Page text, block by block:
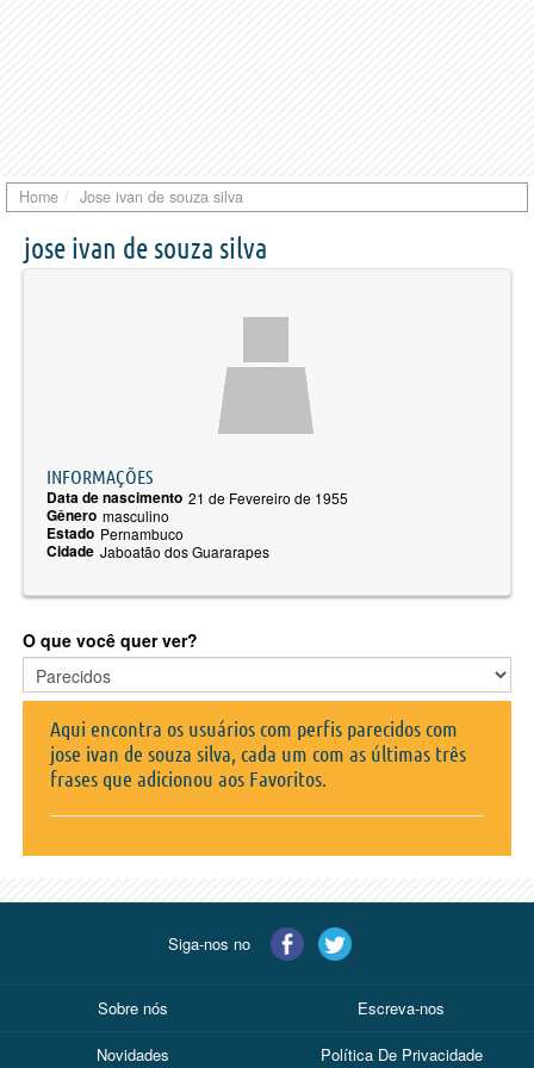
Home Jose ivan de souza silva
jose ivan de souza silva
INFORMAÇÕES
Data de nascimento 21 de Fevereiro de 1955
Gênero masculino
Estado Pernambuco
Cidade Jaboatão dos Guararapes
O que você quer ver?
Aqui encontra os usuários com perfis parecidos com
jose ivan de souza silva, cada um com as últimas três
frases que adicionou aos Favoritos.
Siga-nos no
Sobre nós Escreva-nos
Novidades Política De Privacidade